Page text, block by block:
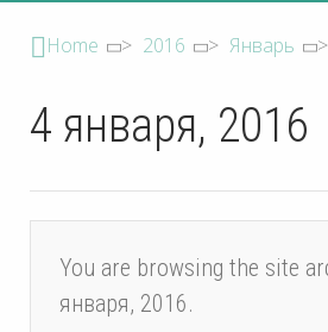
Home > 2016 > Январь >
4 января, 2016
You are browsing the site
января, 2016.